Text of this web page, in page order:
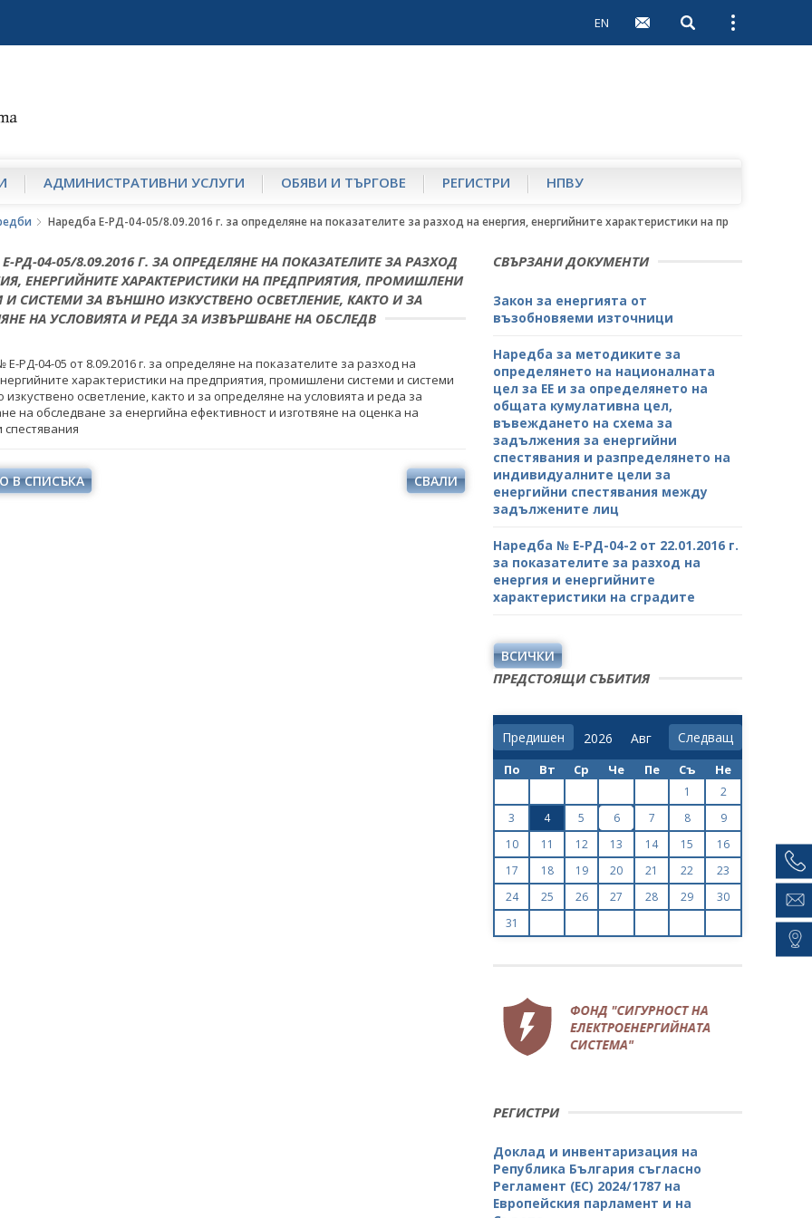
EN Open search
Open
АДМИНИСТРАТИВНИ УСЛУГИ ОБЯВИ И ТЪРГОВЕ РЕГИСТРИ НПВУ
Наредба Е-РД-04-05/8.09.2016 г. за определяне на показателите за разход на енергия, енергийните характеристики на
РД-04-05/8.09.2016 Г. ЗА ОПРЕДЕЛЯНЕ НА ПОКАЗАТЕЛИТЕ ЗА РАЗХОД
ЕНЕРГИЙНИТЕ ХАРАКТЕРИСТИКИ НА ПРЕДПРИЯТИЯ, ПРОМИШЛЕНИ
И СИСТЕМИ ЗА ВЪНШНО ИЗКУСТВЕНО ОСВЕТЛЕНИЕ, КАКТО И ЗА
НА УСЛОВИЯТА И РЕДА ЗА ИЗВЪРШВАНЕ НА ОБСЛЕДВ
РД-04-05 от 8.09.2016 г. за определяне на показателите за разход на
характеристики на предприятия, промишлени системи и системи
осветление, както и за определяне на условията и реда за
на обследване за енергийна ефективност и изготвяне на оценка на
спестявания
В СПИСЪКА СВАЛИ
СВЪРЗАНИ ДОКУМЕНТИ
Закон за енергията от
възобновяеми източници
Наредба за методиките за
определянето на националната
цел за ЕЕ и за определянето на
общата кумулативна цел,
въвеждането на схема за
задължения за енергийни
спестявания и разпределянето на
индивидуалните цели за
енергийни спестявания между
задължените лиц
Наредба № Е-РД-04-2 от 22.01.2016 г.
за показателите за разход на
енергия и енергийните
характеристики на сградите
ВСИЧКИ
ПРЕДСТОЯЩИ СЪБИТИЯ
Предишен Следващ
По Вт Ср Че Пе Съ Не
1
2
3
4 5 6 7 8
9
10
11 12 13 14 15
16
17
18 19 20 21 22
23
24
25 26 27 28 29
30
31
РЕГИСТРИ
Доклад и инвентаризация на
Република България съгласно
Регламент (ЕС) 2024/1787 на
Европейския парламент и на